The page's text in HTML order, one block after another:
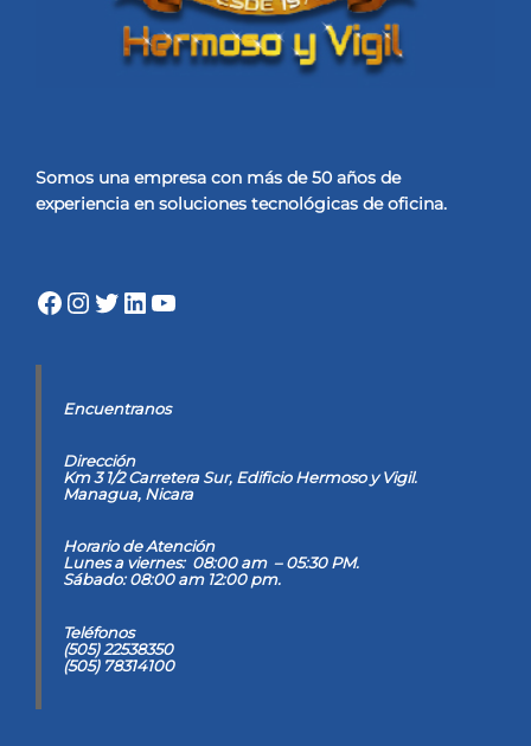
Somos una empresa con más de 50 años de
experiencia en soluciones tecnológicas de oficina.
Facebook
Instagram
Twitter
LinkedIn
YouTube
Encuentranos
Dirección
Km 3 1/2 Carretera Sur, Edificio Hermoso y Vigil.
Managua, Nicara
Horario de Atención
Lunes a viernes: 08:00 am – 05:30 PM.
Sábado: 08:00 am 12:00 pm.
Teléfonos
(505) 22538350
(505) 78314100